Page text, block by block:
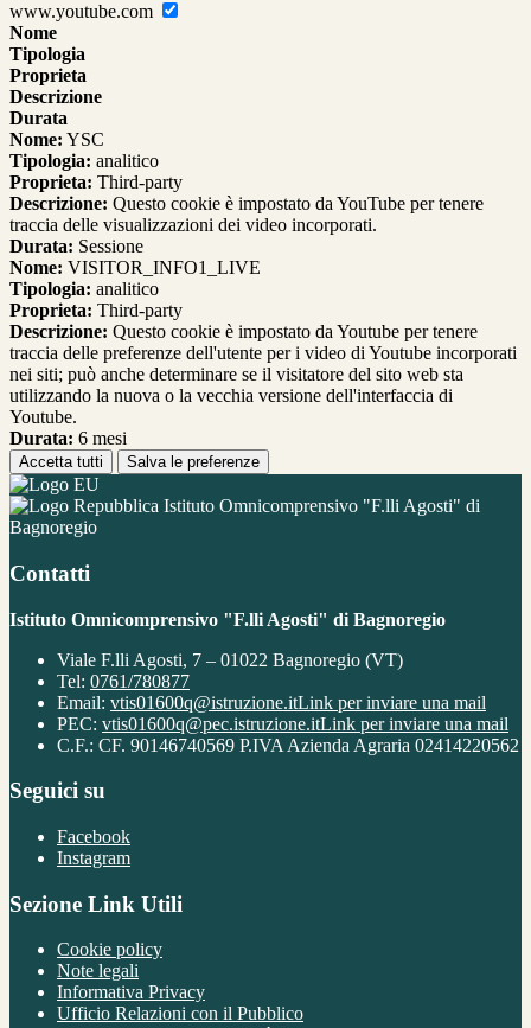
www.youtube.com
Nome
Tipologia
Proprieta
Descrizione
Durata
Nome: YSC
Tipologia: analitico
Proprieta: Third-party
Descrizione: Questo cookie è impostato da YouTube per tenere
traccia delle visualizzazioni dei video incorporati.
Durata: Sessione
Nome: VISITOR_INFO1_LIVE
Tipologia: analitico
Proprieta: Third-party
Descrizione: Questo cookie è impostato da Youtube per tenere
traccia delle preferenze dell'utente per i video di Youtube incorporati
nei siti; può anche determinare se il visitatore del sito web sta
utilizzando la nuova o la vecchia versione dell'interfaccia di
Youtube.
Durata: 6 mesi
Accetta tutti Salva le preferenze
Istituto Omnicomprensivo "F.lli Agosti" di
Bagnoregio
Contatti
Istituto Omnicomprensivo "F.lli Agosti" di Bagnoregio
Viale F.lli Agosti, 7 – 01022 Bagnoregio (VT)
Tel: 0761/780877
Email: vtis01600q@istruzione.itLink per inviare una mail
PEC: vtis01600q@pec.istruzione.itLink per inviare una mail
C.F.: CF. 90146740569 P.IVA Azienda Agraria 02414220562
Seguici su
Facebook
Instagram
Sezione Link Utili
Cookie policy
Note legali
Informativa Privacy
Ufficio Relazioni con il Pubblico